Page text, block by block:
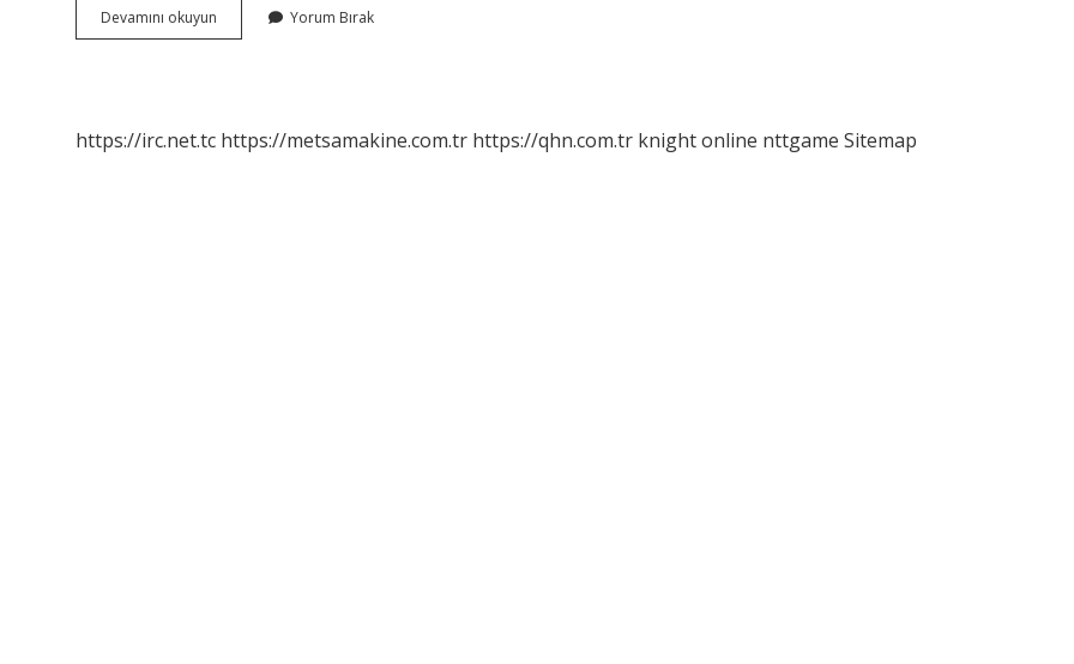
Devamını okuyun
Otu
Yorum Bırak
https://irc.net.tc https://metsamakine.com.tr https://qhn.com.tr knight online nttgame Sitemap